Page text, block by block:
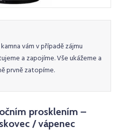
vám v případě zájmu
a zapojíme. Vše ukážeme a
prvně zatopíme.
prosklením –
/ vápenec